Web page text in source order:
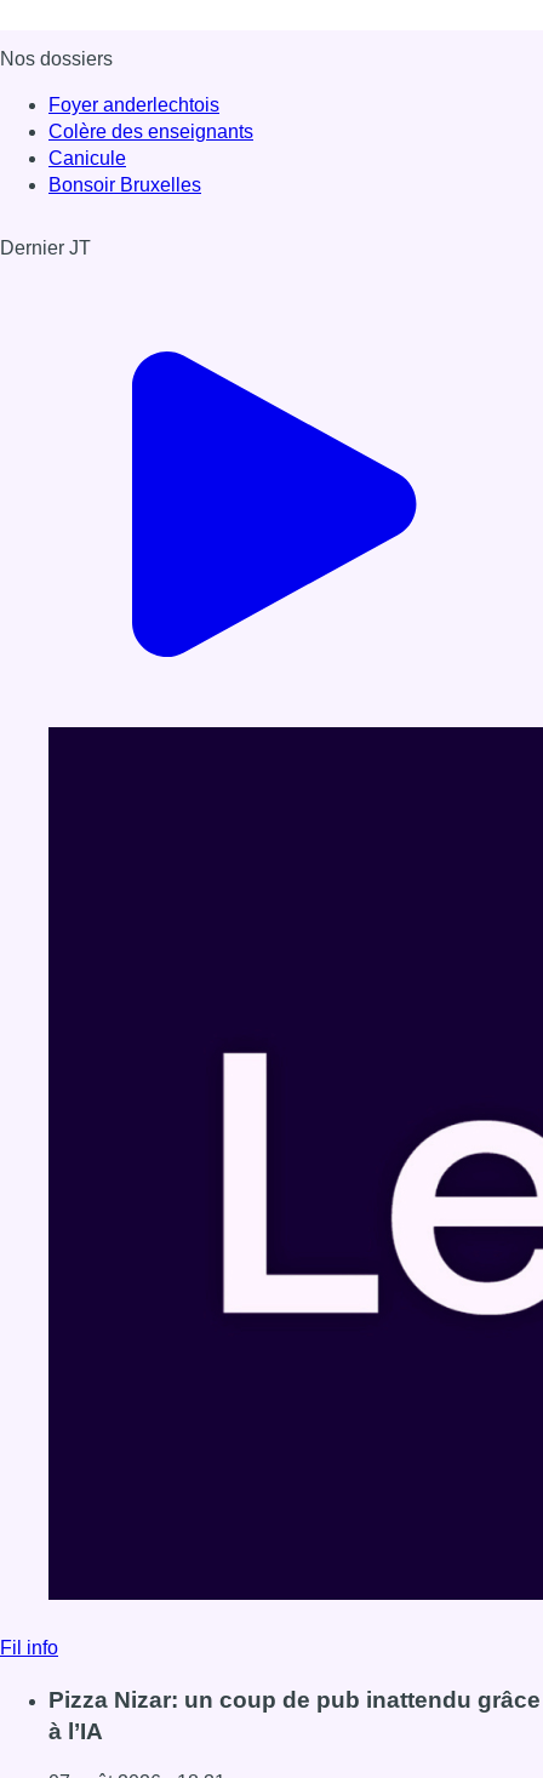
Nos dossiers
Foyer anderlechtois
Colère des enseignants
Canicule
Bonsoir Bruxelles
Dernier JT
Fil info
Pizza Nizar: un coup de pub inattendu grâce
à l’IA